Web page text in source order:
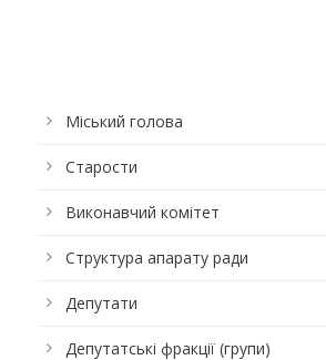
Міський голова
Старости
Виконавчий комітет
Структура апарату ради
Депутати
Депутатські фракції (групи)